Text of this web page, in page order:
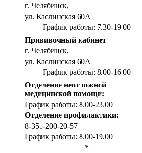
г. Челябинск,
ул. Каслинская 60А
График работы: 7.30-19.00
Прививочный кабинет
г. Челябинск,
ул. Каслинская 60А
График работы: 8.00-16.00
Отделение неотложной
медицинской помощи:
График работы: 8.00-23.00
Отделение профилактики:
8-351-200-20-57
График работы: 8.00-19.00
*